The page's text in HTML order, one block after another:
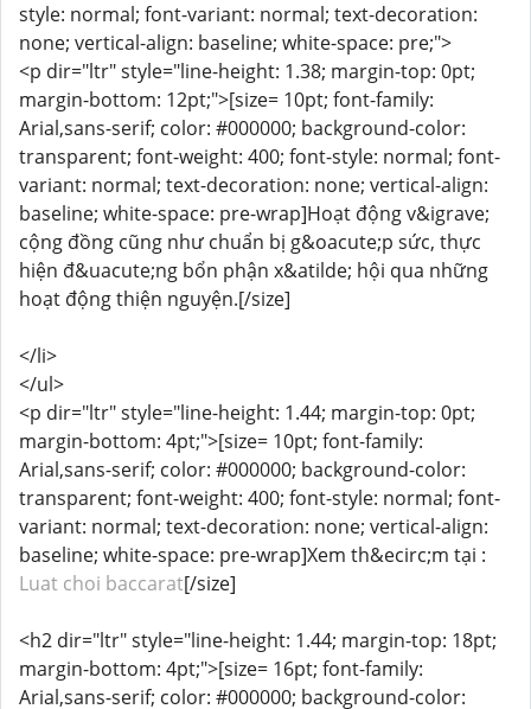
style: normal; font-variant: normal; text-decoration:
none; vertical-align: baseline; white-space: pre;">
<p dir="ltr" style="line-height: 1.38; margin-top: 0pt;
margin-bottom: 12pt;">[size= 10pt; font-family:
Arial,sans-serif; color: #000000; background-color:
transparent; font-weight: 400; font-style: normal; font-
variant: normal; text-decoration: none; vertical-align:
baseline; white-space: pre-wrap]Hoạt động v&igrave;
cộng đồng cũng như chuẩn bị g&oacute;p sức, thực
hiện đ&uacute;ng bổn phận x&atilde; hội qua những
hoạt động thiện nguyện.[/size]
</li>
</ul>
<p dir="ltr" style="line-height: 1.44; margin-top: 0pt;
margin-bottom: 4pt;">[size= 10pt; font-family:
Arial,sans-serif; color: #000000; background-color:
transparent; font-weight: 400; font-style: normal; font-
variant: normal; text-decoration: none; vertical-align:
baseline; white-space: pre-wrap]Xem th&ecirc;m tại :
Luat choi baccarat[/size]
<h2 dir="ltr" style="line-height: 1.44; margin-top: 18pt;
margin-bottom: 4pt;">[size= 16pt; font-family:
Arial,sans-serif; color: #000000; background-color: